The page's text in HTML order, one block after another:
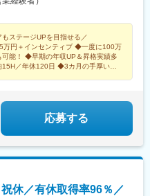
白河駅、砺波駅、富山駅、宇野気
瀬駅(群馬県)、国定駅、群馬総
宇都宮駅、新栃木駅、黒磯駅、
研究学園駅、国母駅、新宿駅、
多摩センター駅、狭間駅、経堂
蔵境駅、武蔵砂川駅、箱根ケ崎
勝どき駅、豊洲駅、南砂町駅、西
ク駅、町田駅、大森町駅、南千
駅、西大島駅、東久留米駅、鶴
海岸駅、土気駅、五井駅、木更
もステージUPを目指せる／
万円＋インセンティブ ◆一度に100万
可能！ ◆早期の年収UP＆昇格実績多
／年休120日 ◆3カ月の手厚い研
応募する
休／有休取得率96％／